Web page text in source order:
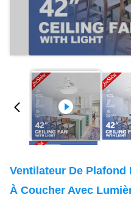
Ventilateur De Plafond
À Coucher Avec